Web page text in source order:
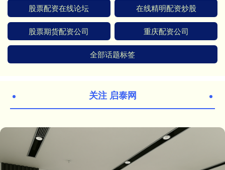
股票配资在线论坛 在线精明配资炒股
股票期货配资公司 重庆配资公司
全部话题标签
关注 启泰网